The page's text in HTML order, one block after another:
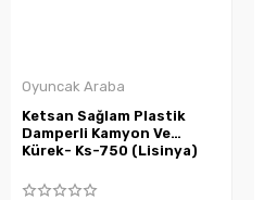
Oyuncak Araba
Ketsan Sağlam Plastik
Damperli Kamyon Ve
Kürek- Ks-750 (Lisinya)